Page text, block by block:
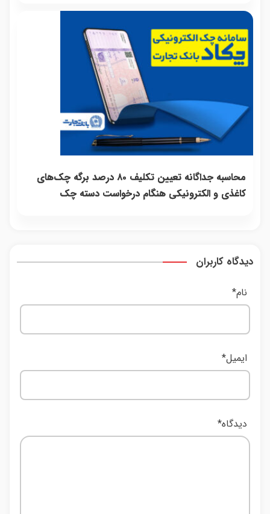
محاسبه جداگانه تعیین تکلیف ۸۰ درصد برگه چک‌های
کاغذی و الکترونیکی هنگام درخواست دسته چک
دیدگاه کاربران
دیدگاه*
نام*
ایمیل*